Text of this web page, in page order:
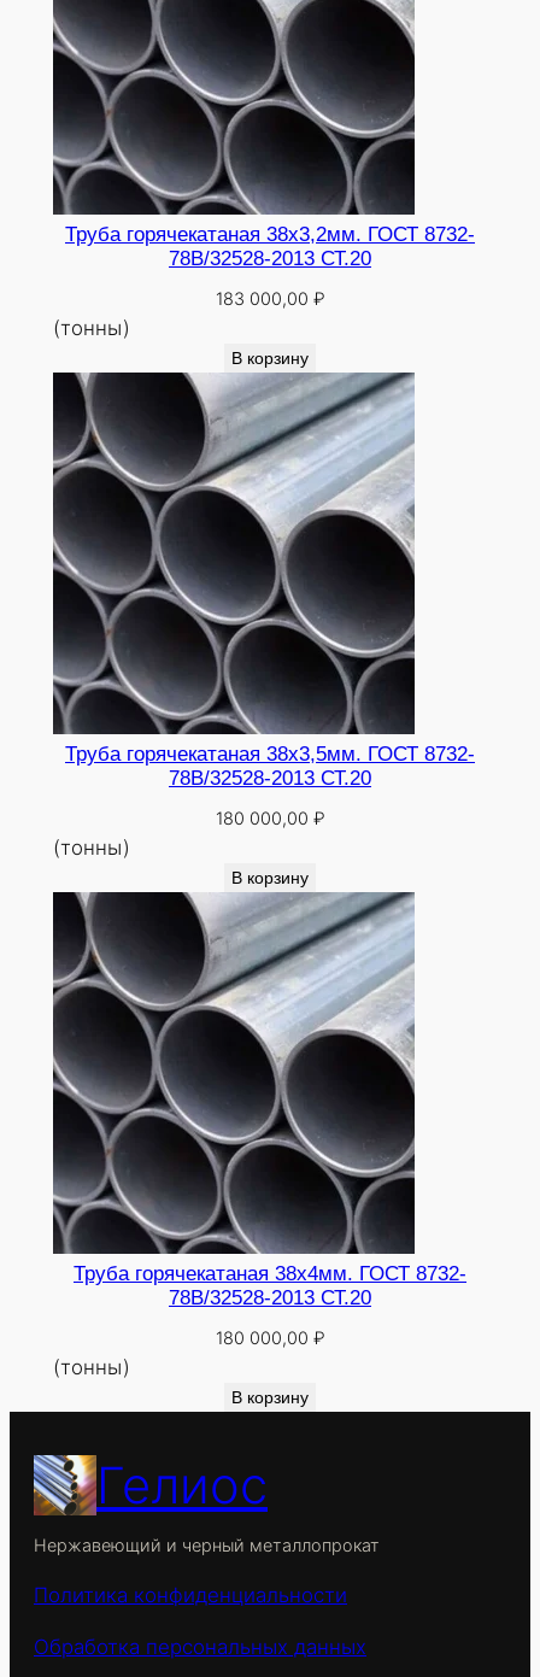
Труба горячекатаная 38х3,2мм. ГОСТ 8732-
78В/32528-2013 СТ.20
183 000,00 ₽
(тонны)
В корзину
Труба горячекатаная 38х3,5мм. ГОСТ 8732-
78В/32528-2013 СТ.20
180 000,00 ₽
(тонны)
В корзину
Труба горячекатаная 38х4мм. ГОСТ 8732-
78В/32528-2013 СТ.20
180 000,00 ₽
(тонны)
В корзину
Гелиос
Нержавеющий и черный металлопрокат
Политика конфиденциальности
Обработка персональных данных